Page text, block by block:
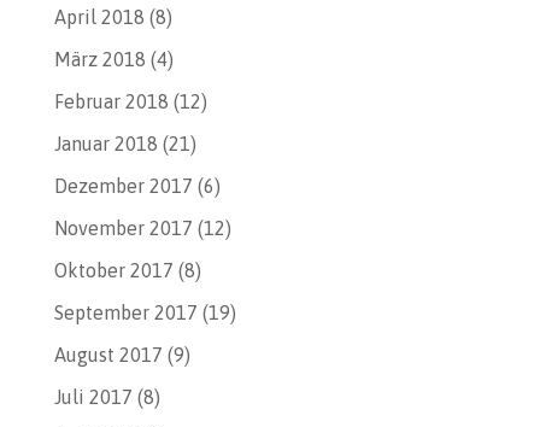
April 2018 (8)
März 2018 (4)
Februar 2018 (12)
Januar 2018 (21)
Dezember 2017 (6)
November 2017 (12)
Oktober 2017 (8)
September 2017 (19)
August 2017 (9)
Juli 2017 (8)